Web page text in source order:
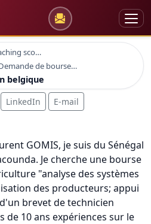
forum Coaching scolaire
Demande de bourse en belgique
belgique
LinkedIn E-mail
GOMIS, je suis du Sénégal
Je cherche une bourse
"analyse des systèmes
des producteurs; appui
brevet de technicien
de 10 ans expériences sur le